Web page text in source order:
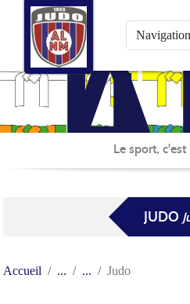
Le sport, c'est
JUDO
Accueil Judo
Panneau de gestion des cookies